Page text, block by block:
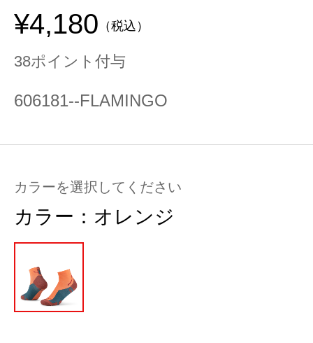
¥4,180 （税込）
38ポイント付与
606181--FLAMINGO
カラーを選択してください
カラー： オレンジ